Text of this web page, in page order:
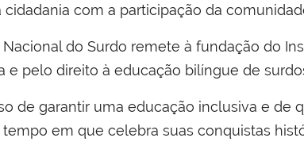
com a participação da
Nacional do Surdo remete à fundação do
pelo direito à educação bilíngue de
de garantir uma educação inclusiva e de
em que celebra suas conquistas